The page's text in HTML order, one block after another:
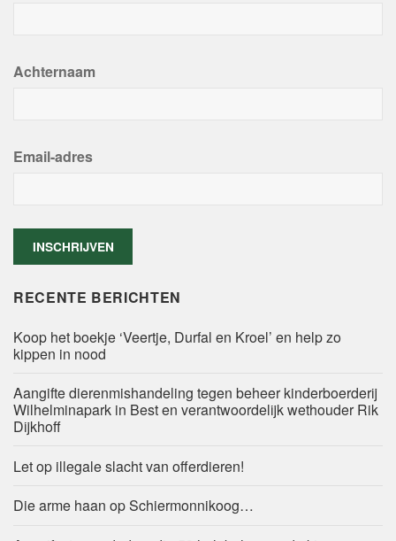
Achternaam
Email-adres
RECENTE BERICHTEN
Koop het boekje ‘Veertje, Durfal en Kroel’ en help zo
kippen in nood
Aangifte dierenmishandeling tegen beheer kinderboerderij
Wilhelminapark in Best en verantwoordelijk wethouder Rik
Dijkhoff
Let op illegale slacht van offerdieren!
Die arme haan op Schiermonnikoog…